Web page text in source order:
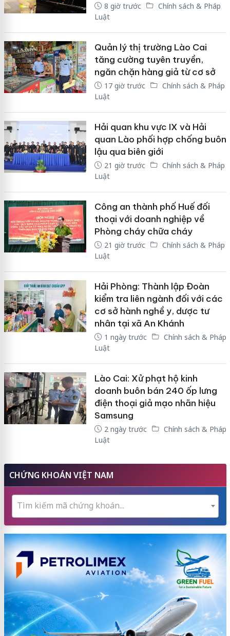
8 giờ trước
Chính sách & Pháp
Luật
Quản lý thị trường Lào Cai
tăng cường tuyên truyền,
ngăn chặn hàng giả từ cơ sở
17 giờ trước
Chính sách & Pháp
Luật
Hải quan khu vực IX và Hải
quan Lào phối hợp chống buôn
lậu qua biên giới
21 giờ trước
Chính sách & Pháp
Luật
Công an thành phố Huế đối
thoại với doanh nghiệp về
Phòng cháy chữa cháy
21 giờ trước
Chính sách & Pháp
Luật
Hải Phòng: Thành lập Đoàn
kiểm tra liên ngành đối với các
cơ sở hành nghề y, dược tư
nhân tại xã An Khánh
1 ngày trước
Chính sách & Pháp
Luật
Lào Cai: Xử phạt hộ kinh
doanh buôn bán 240 ốp lưng
điện thoại giả mạo nhãn hiệu
Samsung
2 ngày trước
Chính sách & Pháp
Luật
CHỨNG KHOÁN VIỆT NAM
Tìm kiếm mã chứng khoán...